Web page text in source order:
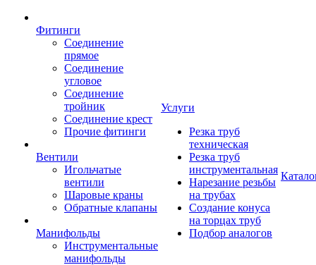
Фитинги
Соединение
прямое
Соединение
угловое
Соединение
тройник
Соединение крест
Прочие фитинги
Вентили
Игольчатые
вентили
Шаровые краны
Обратные клапаны
Манифольды
Инструментальные
манифольды
Услуги
Резка труб
техническая
Резка труб
инструментальная
Нарезание резьбы
на трубах
Создание конуса
на торцах труб
Подбор аналогов